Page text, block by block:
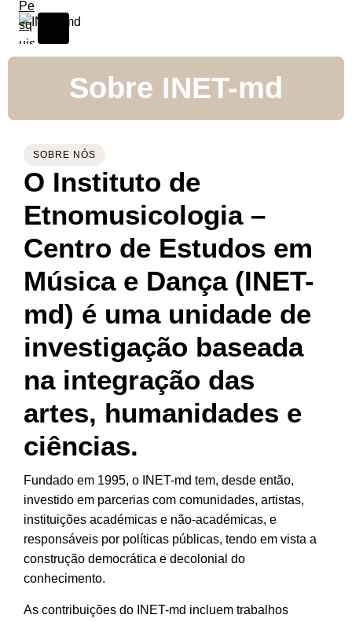
Sobre INET-md
SOBRE NÓS
O Instituto de
Etnomusicologia –
Centro de Estudos em
Música e Dança (INET-
md) é uma unidade de
investigação baseada
na integração das
artes, humanidades e
ciências.
Fundado em 1995, o INET-md tem, desde então,
investido em parcerias com comunidades, artistas,
instituições académicas e não-académicas, e
responsáveis por políticas públicas, tendo em vista a
construção democrática e decolonial do
conhecimento.
As contribuições do INET-md incluem trabalhos